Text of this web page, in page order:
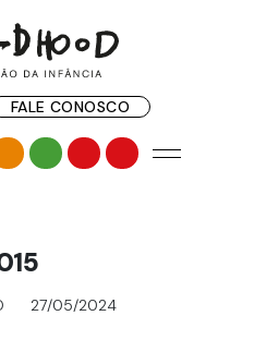
FALE CONOSCO
27/05/2024